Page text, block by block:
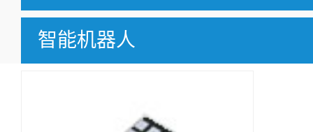
智能机器人